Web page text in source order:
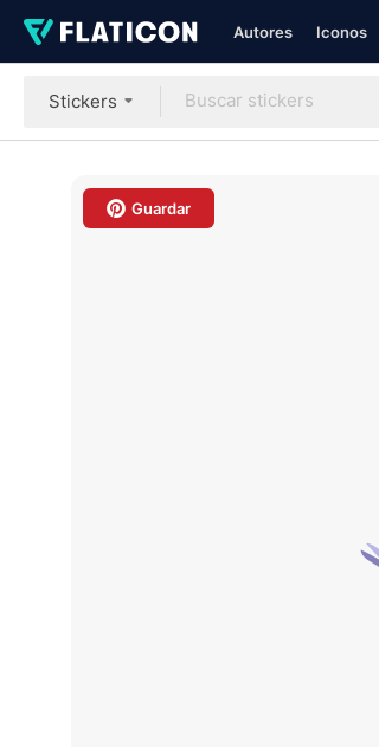
Autores Iconos
Stickers
Guardar